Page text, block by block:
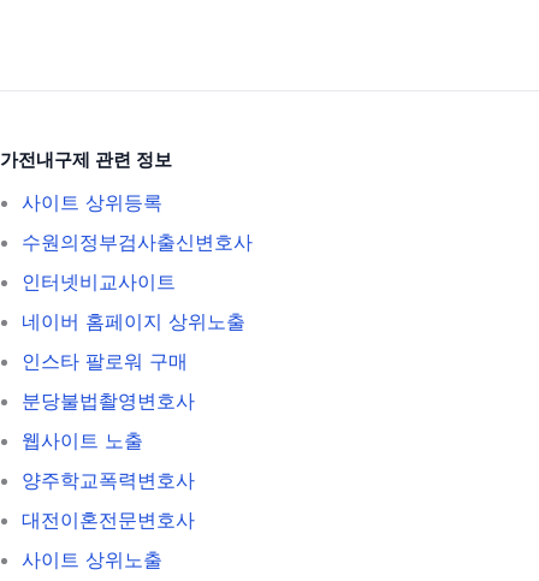
가전내구제 관련 정보
사이트 상위등록
수원의정부검사출신변호사
인터넷비교사이트
네이버 홈페이지 상위노출
인스타 팔로워 구매
분당불법촬영변호사
웹사이트 노출
양주학교폭력변호사
대전이혼전문변호사
사이트 상위노출